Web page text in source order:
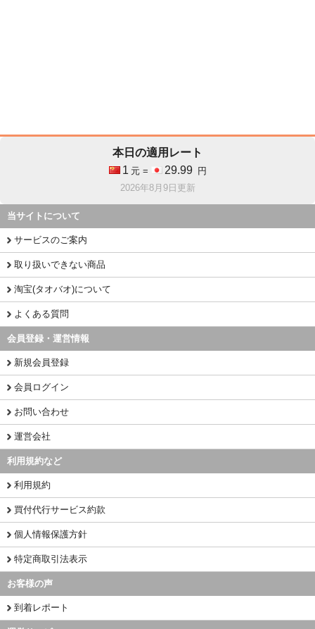
本日の適用レート
1 元 = 29.99
円
2026年8月9日更新
当サイトについて
サービスのご案内
取り扱いできない商品
淘宝(タオバオ)について
よくある質問
会員登録・運営情報
新規会員登録
会員ログイン
お問い合わせ
運営会社
利用規約など
利用規約
買付代行サービス約款
個人情報保護方針
特定商取引法表示
お客様の声
到着レポート